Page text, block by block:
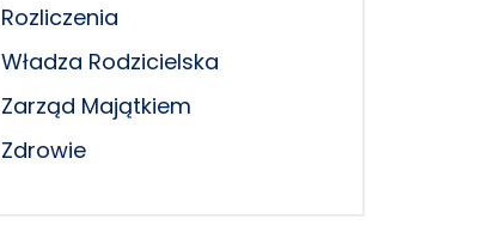
Rozliczenia
Władza Rodzicielska
Zarząd Majątkiem
Zdrowie